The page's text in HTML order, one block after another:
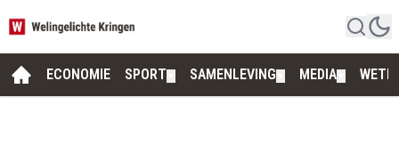
ECONOMIE SPORT SAMENLEVING MEDIA